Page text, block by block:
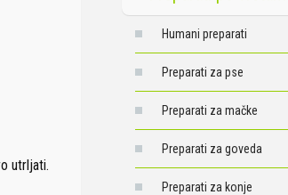
utrljati.
Humani preparati
Preparati za pse
Preparati za mačke
Preparati za goveda
Preparati za konje